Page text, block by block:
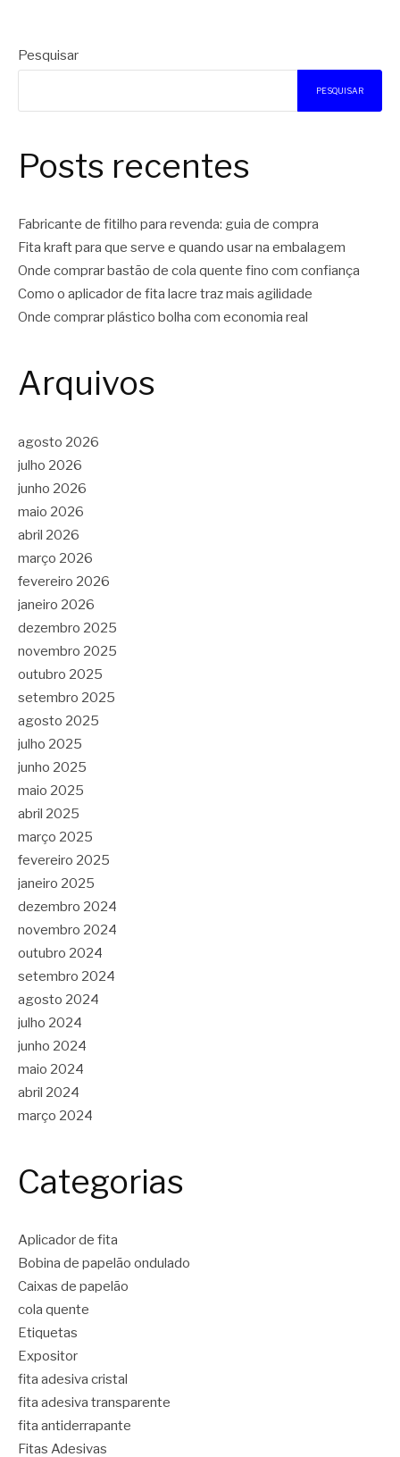
Pesquisar
PESQUISAR
Posts recentes
Fabricante de fitilho para revenda: guia de compra
Fita kraft para que serve e quando usar na embalagem
Onde comprar bastão de cola quente fino com confiança
Como o aplicador de fita lacre traz mais agilidade
Onde comprar plástico bolha com economia real
Arquivos
agosto 2026
julho 2026
junho 2026
maio 2026
abril 2026
março 2026
fevereiro 2026
janeiro 2026
dezembro 2025
novembro 2025
outubro 2025
setembro 2025
agosto 2025
julho 2025
junho 2025
maio 2025
abril 2025
março 2025
fevereiro 2025
janeiro 2025
dezembro 2024
novembro 2024
outubro 2024
setembro 2024
agosto 2024
julho 2024
junho 2024
maio 2024
abril 2024
março 2024
Categorias
Aplicador de fita
Bobina de papelão ondulado
Caixas de papelão
cola quente
Etiquetas
Expositor
fita adesiva cristal
fita adesiva transparente
fita antiderrapante
Fitas Adesivas